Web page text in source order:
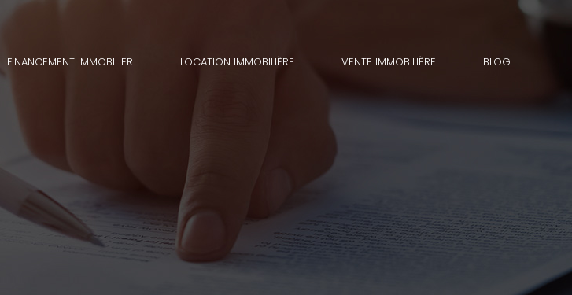
FINANCEMENT IMMOBILIER LOCATION IMMOBILIÈRE VENTE IMMOBILIÈRE BLOG